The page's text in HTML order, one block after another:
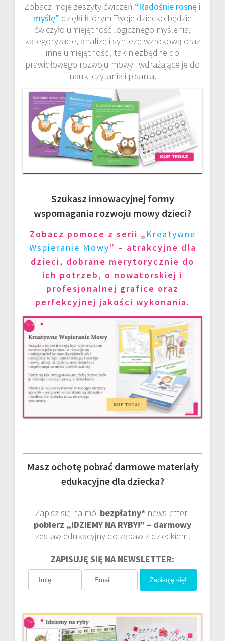
Zobacz moje zeszyty ćwiczeń “Radośnie rosnę i
myślę” dzięki którym Twoje dziecko będzie
ćwiczyło umiejętność logicznego myślenia,
kategoryzacje, analizę i syntezę wzrokową oraz
inne umiejętności, tak niezbędne do
prawidłowego rozwoju mowy i wdrażające je do
nauki czytania i pisania.
Szukasz innowacyjnej formy
wspomagania rozwoju mowy dzieci?
Zobacz pomoce z serii „ Kreatywne
Wspieranie Mowy” – atrakcyjne dla
dzieci, dobrane merytorycznie do
ich potrzeb, o nowatorskiej i
profesjonalnej grafice oraz
perfekcyjnej jakości wykonania.
Masz ochotę pobrać darmowe materiały
edukacyjne dla dziecka?
Zapisz się na mój bezpłatny*newsletter i
pobierz „IDZIEMY NA RYBY!” – darmowy
zestaw edukacyjny do zabaw z dzieckiem!
ZAPISUJĘ SIĘ NA NEWSLETTER:
Zapisuję się!